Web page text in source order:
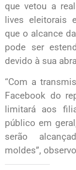
que vetou a
lives eleitorais
que o alcance
pode ser
devido à sua
“Com a
Facebook do
limitará aos
público em
serão
moldes”,